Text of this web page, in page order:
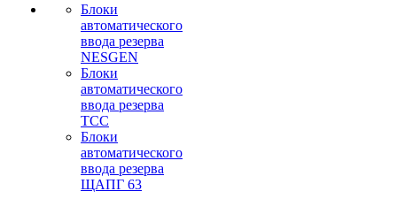
Блоки
автоматического
ввода резерва
NESGEN
Блоки
автоматического
ввода резерва
ТСС
Блоки
автоматического
ввода резерва
ЩАПГ 63